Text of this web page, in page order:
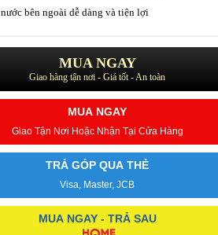
bên ngoài dễ dàng và tiện lợi
MUA NGAY
Giao hàng tận nơi - Giá tốt - An toàn
MUA NGAY
Giao Tận Nơi Hoặc Nhận Tại Cửa Hàng
TRẢ GÓP QUA THẺ
Visa, Master, JCB
MUA NGAY - TRẢ SAU